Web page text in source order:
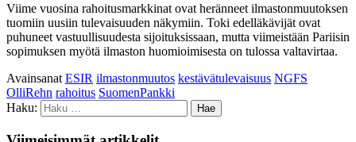
Viime vuosina rahoitusmarkkinat ovat heränneet ilmastonmuutoksen
tuomiin uusiin tulevaisuuden näkymiin. Toki edelläkävijät ovat
puhuneet vastuullisuudesta sijoituksissaan, mutta viimeistään Pariisin
sopimuksen myötä ilmaston huomioimisesta on tulossa valtavirtaa.
Avainsanat ESIR ilmastonmuutos kestävätulevaisuus NGFS
OlliRehn rahoitus SuomenPankki
Haku: